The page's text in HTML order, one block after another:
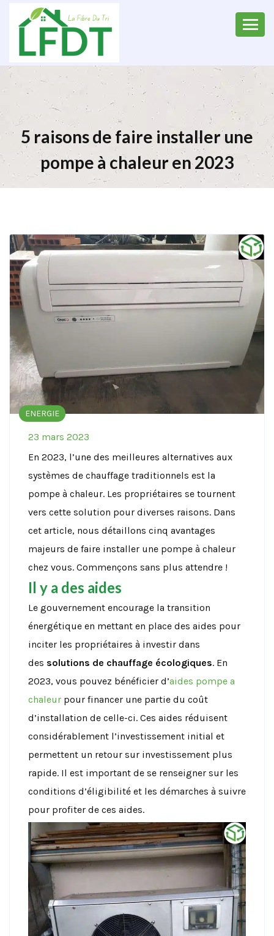
5 raisons de faire installer une
pompe à chaleur en 2023
ENERGIE
23 mars 2023
En 2023, l’une des meilleures alternatives aux
systèmes de chauffage traditionnels est la
pompe à chaleur. Les propriétaires se tournent
vers cette solution pour diverses raisons. Dans
cet article, nous détaillons cinq avantages
majeurs de faire installer une pompe à chaleur
chez vous. Commençons sans plus attendre !
Il y a des aides
Le gouvernement encourage la transition
énergétique en mettant en place des aides pour
inciter les propriétaires à investir dans
des solutions de chauffage écologiques. En
2023, vous pouvez bénéficier d’aides pompe a
chaleur pour financer une partie du coût
d’installation de celle-ci. Ces aides réduisent
considérablement l’investissement initial et
permettent un retour sur investissement plus
rapide. Il est important de se renseigner sur les
conditions d’éligibilité et les démarches à suivre
pour profiter de ces aides.